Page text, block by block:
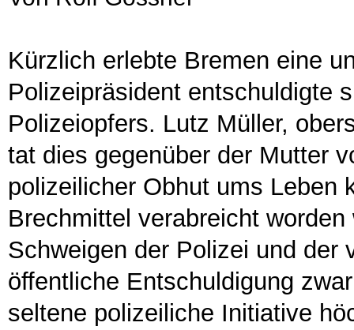
Kürzlich erlebte Bremen eine
Polizeipräsident entschuldigte
Polizeiopfers. Lutz Müller,
tat dies gegenüber der Mutter
polizeilicher Obhut ums Leben
Brechmittel verabreicht
Schweigen der Polizei und der
öffentliche Entschuldigung
seltene polizeiliche Initiative